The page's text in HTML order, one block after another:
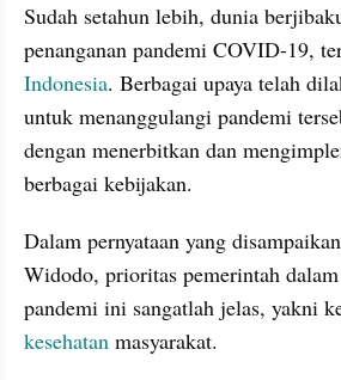
Sudah setahun lebih, dunia
Indonesia. Berbagai upaya telah
untuk menanggulangi pandemi
dengan menerbitkan dan
berbagai kebijakan.
Dalam pernyataan yang
Widodo, prioritas pemerintah dalam
kesehatan masyarakat.